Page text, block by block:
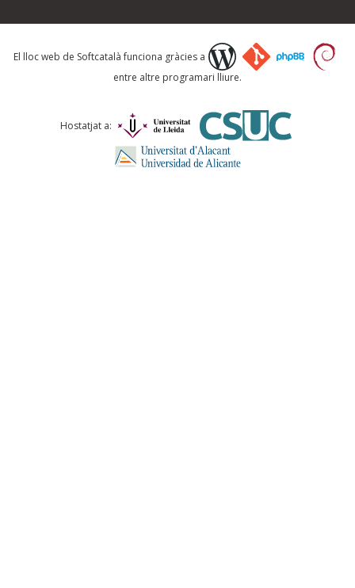
Què proposeu?
Comentari *
El lloc web de Softcatalà funciona gràcies a
entre altre programari lliure.
Hostatjat a: